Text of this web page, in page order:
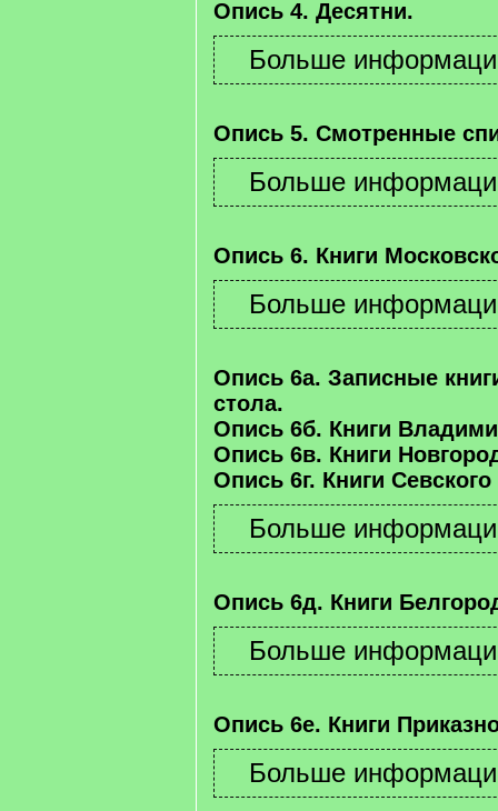
Опись 4. Десятни.
Опись 5. Смотренные
Опись 6. Книги
Опись 6а. Записные
стола.
Опись 6б. Книги
Опись 6в. Книги
Опись 6г. Книги Севского
Опись 6д. Книги
Опись 6е. Книги